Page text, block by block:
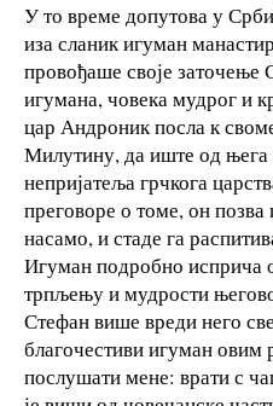
У то време допутова у
иза сланик игуман
провођаше своје
игумана, човека мудрог и
цар Андроник посла к
Милутину, да иште од њега
непријатеља грчкога
преговоре о томе, он
насамо, и стаде га
Игуман подробно исприча
трпљењу и мудрости
Стефан више вреди него
благочестиви игуман
послушати мене: врати с